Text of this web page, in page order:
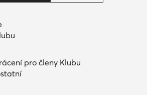
pro členy Klubu